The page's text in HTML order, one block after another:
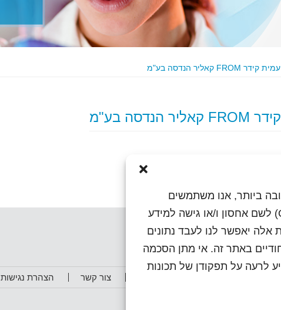
ביותר, אנו משתמשים
בטכנולוגיות כגון עוגיות (Cookies) לשם אחסון ו/או גישה למידע
אלה יאפשר לנו לעבד נתונים
באתר זה. אי מתן הסכמה
לרעה על תפקודן של תכונות
צור קשר הצהרת נגישות